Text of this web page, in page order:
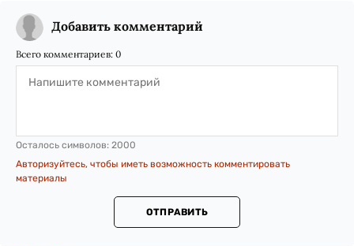
Добавить комментарий
Всего комментариев: 0
Осталось символов: 2000
Авторизуйтесь, чтобы иметь возможность комментировать
материалы
ОТПРАВИТЬ